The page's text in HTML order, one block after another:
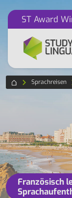
ST Award
Sprachreisen
Französisch